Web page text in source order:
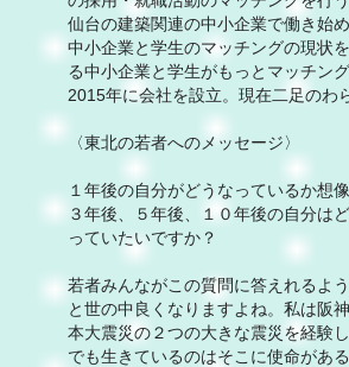
仙台の建築関連の中小企業で働き始
中小企業と学生のマッチングの現状
る中小企業と学生がもっとマッチン
2015年に会社を設立。現在二足のわ
〈東北の若者へのメッセージ〉
１年後の自分がどうなっているか想
３年後、５年後、１０年後の自分は
っていたいですか？
若者みんながこの質問に答えれるよ
と世の中良くなりますよね。私は阪
本大震災の２つの大きな震災を経験
でも生きているのはそこに使命があ